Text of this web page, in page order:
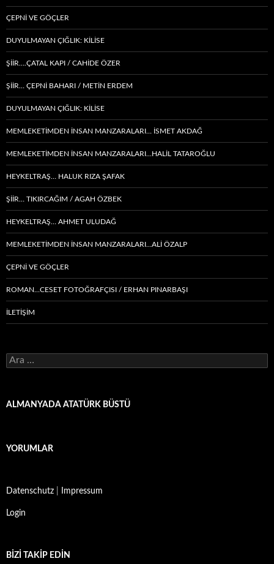
ÇEPNI VE GÖÇLER
DUYULMAYAN ÇIĞLIK: KİLİSE
ŞİİR….ÇATAL KAPI / CAHİDE ÖZER
ŞİİR… ÇEPNI BAHARI / METİN ERDEM
DUYULMAYAN ÇIĞLIK: KİLİSE
MEMLEKETIMDEN INSAN MANZARALARI… İSMET AKDAĞ
MEMLEKETIMDEN INSAN MANZARALARI…HALİL TATAROĞLU
HEYKELTRAŞ… HALUK RIZA ŞAFAK
ŞIIR… TIKIRCAĞIM / AGAH ÖZBEK
HEYKELTRAŞ… AHMET ULUDAĞ
MEMLEKETIMDEN INSAN MANZARALARI…ALİ ÖZALP
ÇEPNI VE GÖÇLER
ROMAN…CESET FOTOĞRAFÇISI / ERHAN PINARBAŞI
İLETİŞİM
Arama:
ALMANYADA ATATÜRK BÜSTÜ
YORUMLAR
Datenschutz Impressum
Login
BIZI TAKIP EDIN